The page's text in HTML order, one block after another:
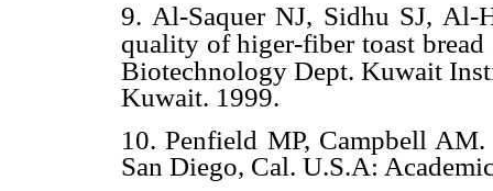
9. Al-Saquer NJ, Sidhu SJ, Al-
quality of higer-fiber toast bread
Biotechnology Dept. Kuwait
Kuwait. 1999.
10. Penfield MP, Campbell
San Diego, Cal. U.S.A: